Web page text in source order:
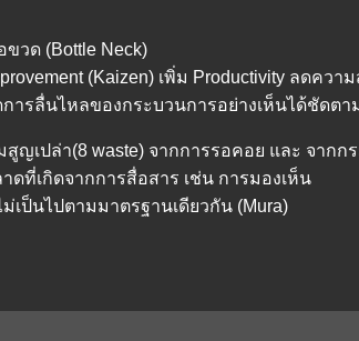
วด (Bottle Neck)
(Kaizen) เพิ่ม Productivity ลดควา
การลื่นไหลของกระบวนการอย่างเห็นได้ชัดต
ญเปล่า(8 waste) จากการรอคอย และ จากก
ดที่เกิดจากการสื่อสาร เช่น การมองเห็น
เป็นไปตามมาตรฐานเดียวกัน (Mura)